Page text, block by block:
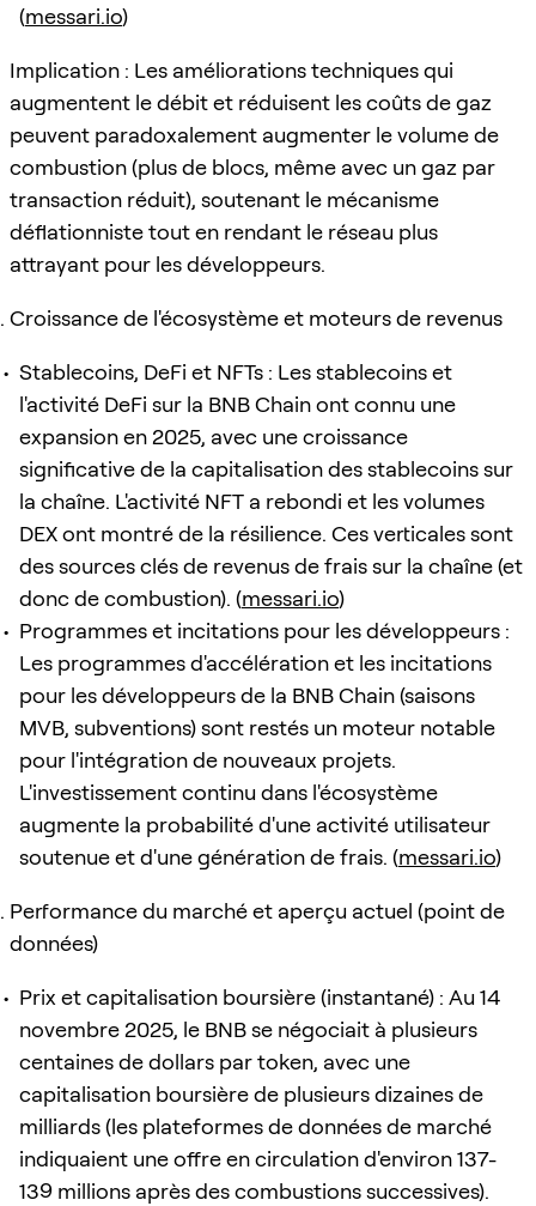
(messari.io)
Implication : Les améliorations techniques qui
augmentent le débit et réduisent les coûts de gaz
peuvent paradoxalement augmenter le volume de
combustion (plus de blocs, même avec un gaz par
transaction réduit), soutenant le mécanisme
déflationniste tout en rendant le réseau plus
attrayant pour les développeurs.
Croissance de l'écosystème et moteurs de revenus
Stablecoins, DeFi et NFTs : Les stablecoins et
l'activité DeFi sur la BNB Chain ont connu une
expansion en 2025, avec une croissance
significative de la capitalisation des stablecoins sur
la chaîne. L'activité NFT a rebondi et les volumes
DEX ont montré de la résilience. Ces verticales sont
des sources clés de revenus de frais sur la chaîne (et
donc de combustion). (messari.io)
Programmes et incitations pour les développeurs :
Les programmes d'accélération et les incitations
pour les développeurs de la BNB Chain (saisons
MVB, subventions) sont restés un moteur notable
pour l'intégration de nouveaux projets.
L'investissement continu dans l'écosystème
augmente la probabilité d'une activité utilisateur
soutenue et d'une génération de frais. (messari.io)
Performance du marché et aperçu actuel (point de
données)
Prix et capitalisation boursière (instantané) : Au 14
novembre 2025, le BNB se négociait à plusieurs
centaines de dollars par token, avec une
capitalisation boursière de plusieurs dizaines de
milliards (les plateformes de données de marché
indiquaient une offre en circulation d'environ 137-
139 millions après des combustions successives).